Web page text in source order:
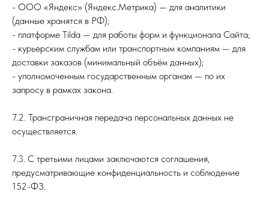
- ООО «Яндекс» (Яндекс.Метрика) — для аналитики
(данные хранятся в РФ);
- платформе Tilda — для работы форм и функционала Сайта;
- курьерским службам или транспортным компаниям — для
доставки заказов (минимальный объём данных);
- уполномоченным государственным органам — по их
запросу в рамках закона.
7.2. Трансграничная передача персональных данных не
осуществляется.
7.3. С третьими лицами заключаются соглашения,
предусматривающие конфиденциальность и соблюдение
152-ФЗ.